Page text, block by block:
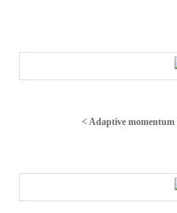
< Adaptive momentum